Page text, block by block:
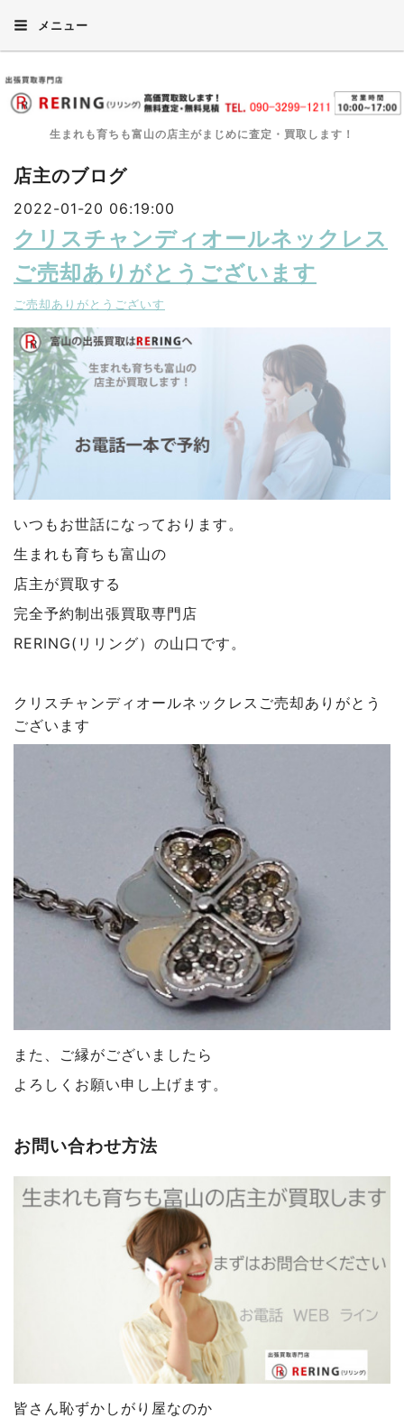
メニュー
生まれも育ちも富山の店主がまじめに査定・買取します！
店主のブログ
2022-01-20 06:19:00
クリスチャンディオールネックレス
ご売却ありがとうございます
ご売却ありがとうございす
いつもお世話になっております。
生まれも育ちも富山の
店主が買取する
完全予約制出張買取専門店
RERING(リリング）の山口です。
クリスチャンディオールネックレスご売却ありがとう
ございます
また、ご縁がございましたら
よろしくお願い申し上げます。
お問い合わせ方法
皆さん恥ずかしがり屋なのか